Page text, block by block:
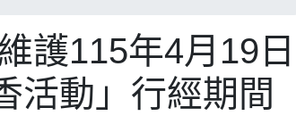
護115年4月19日
活動」行經期間